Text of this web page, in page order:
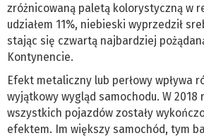
zróżnicowaną paletą kolorystyczną w
udziałem 11%, niebieski wyprzedził
stając się czwartą najbardziej
Kontynencie.
Efekt metaliczny lub perłowy wpływa
wyjątkowy wygląd samochodu. W 2018
wszystkich pojazdów zostały
efektem. Im większy samochód, tym